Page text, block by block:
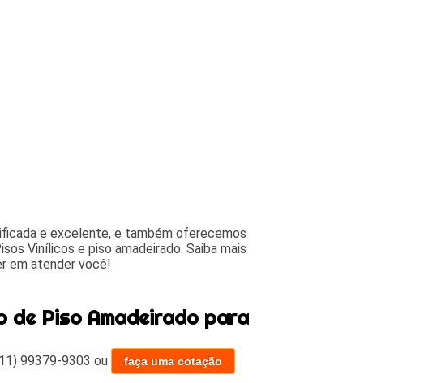
e excelente, e também oferecemos
Vinílicos e piso amadeirado. Saiba mais
em atender você!
de Piso Amadeirado para
99379-9303 ou faça uma cotação